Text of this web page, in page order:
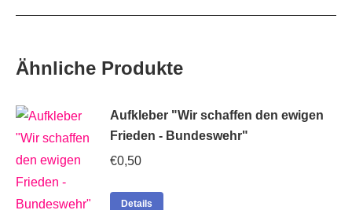
Ähnliche Produkte
Aufkleber "Wir schaffen den ewigen
Frieden - Bundeswehr"
€0,50
Details